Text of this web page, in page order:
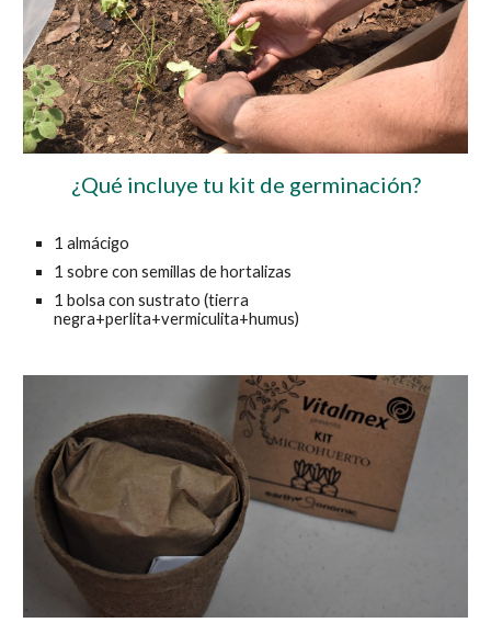
¿Qué incluye tu kit de germinación?
1 almácigo
1 sobre con semillas de hortalizas
1 bolsa con sustrato (tierra
negra+perlita+vermiculita+humus)